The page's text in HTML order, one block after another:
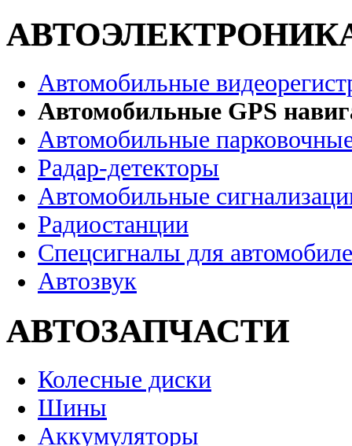
Автомобильные
Автомобильные GPS
Автомобильные
Радар-детекторы
Автомобильные
Радиостанции
Спецсигналы для
Автозвук
АВТОЗАПЧАСТИ
Колесные диски
Шины
Аккумуляторы